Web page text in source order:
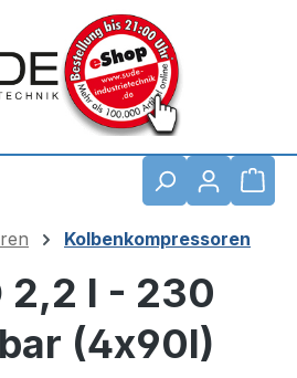
Kolbenkompressoren
2,2 I - 230
(4x90l)